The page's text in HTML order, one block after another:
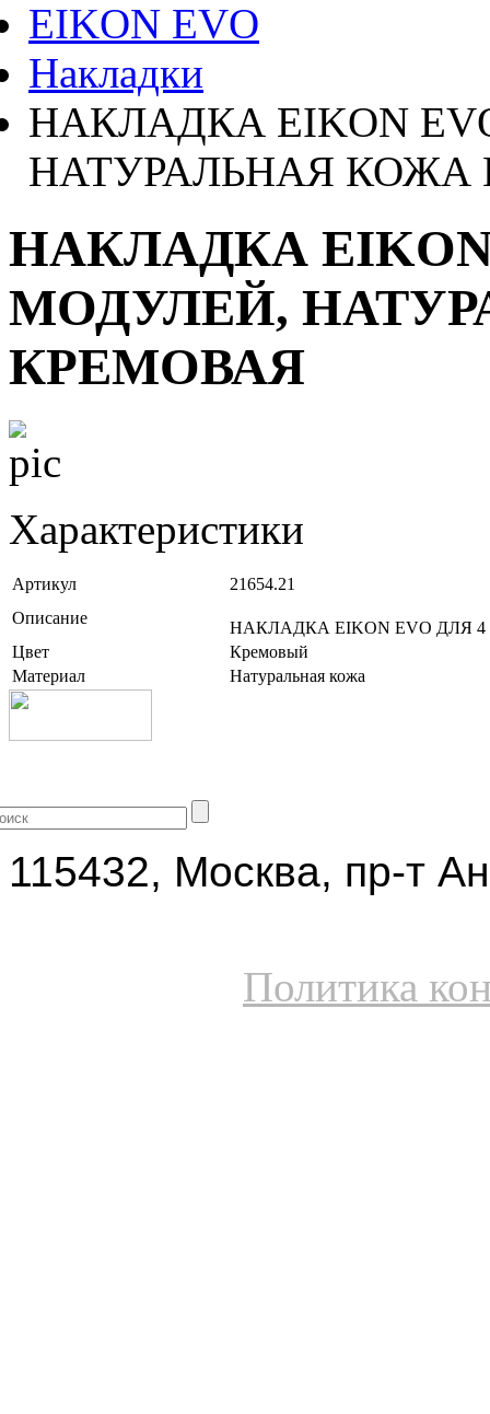
EIKON EVO
Накладки
НАКЛАДКА EIKON
НАТУРАЛЬНАЯ КОЖА
НАКЛАДКА
МОДУЛЕЙ,
КРЕМОВАЯ
Характеристики
Артикул
21654.21
Описание
НАКЛАДКА EIKON EVO
Цвет
Кремовый
Материал
Натуральная кожа
115432, Москва, пр-т
Политика